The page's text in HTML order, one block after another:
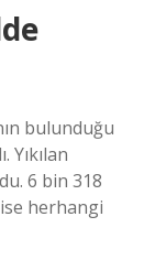
bulunduğu
Yıkılan
6 bin 318
herhangi